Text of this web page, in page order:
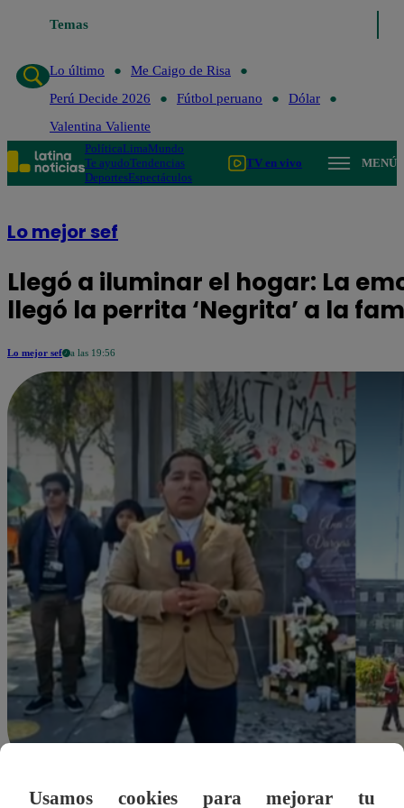
Temas
Lo último
Me Caigo de Risa
Perú Decide 2026
Fútbol peruano
Dólar
Valentina Valiente
PolíticaLimaMundo
Te ayudoTendencias
DeportesEspectáculos
TV en vivo MENÚ
Lo mejor sef
Llegó a iluminar el hogar: La
llegó la perrita ‘Negrita’ a la
Lo mejor sef a las 19:56
dleonardo@latina.pe
Usamos cookies para mejorar tu